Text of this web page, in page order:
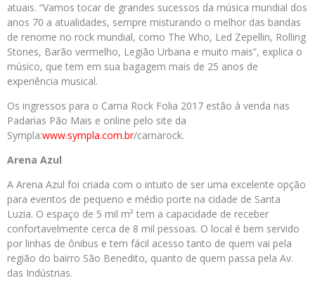
atuais. “Vamos tocar de grandes sucessos da música mundial dos
anos 70 a atualidades, sempre misturando o melhor das bandas
de renome no rock mundial, como The Who, Led Zepellin, Rolling
Stones, Barão vermelho, Legião Urbana e muito mais”, explica o
músico, que tem em sua bagagem mais de 25 anos de
experiência musical.
Os ingressos para o Carna Rock Folia 2017 estão à venda nas
Padarias Pão Mais e online pelo site da
Sympla:www.sympla.com.br/carnarock.
Arena Azul
A Arena Azul foi criada com o intuito de ser uma excelente opção
para eventos de pequeno e médio porte na cidade de Santa
Luzia. O espaço de 5 mil m² tem a capacidade de receber
confortavelmente cerca de 8 mil pessoas. O local é bem servido
por linhas de ônibus e tem fácil acesso tanto de quem vai pela
região do bairro São Benedito, quanto de quem passa pela Av.
das Indústrias.